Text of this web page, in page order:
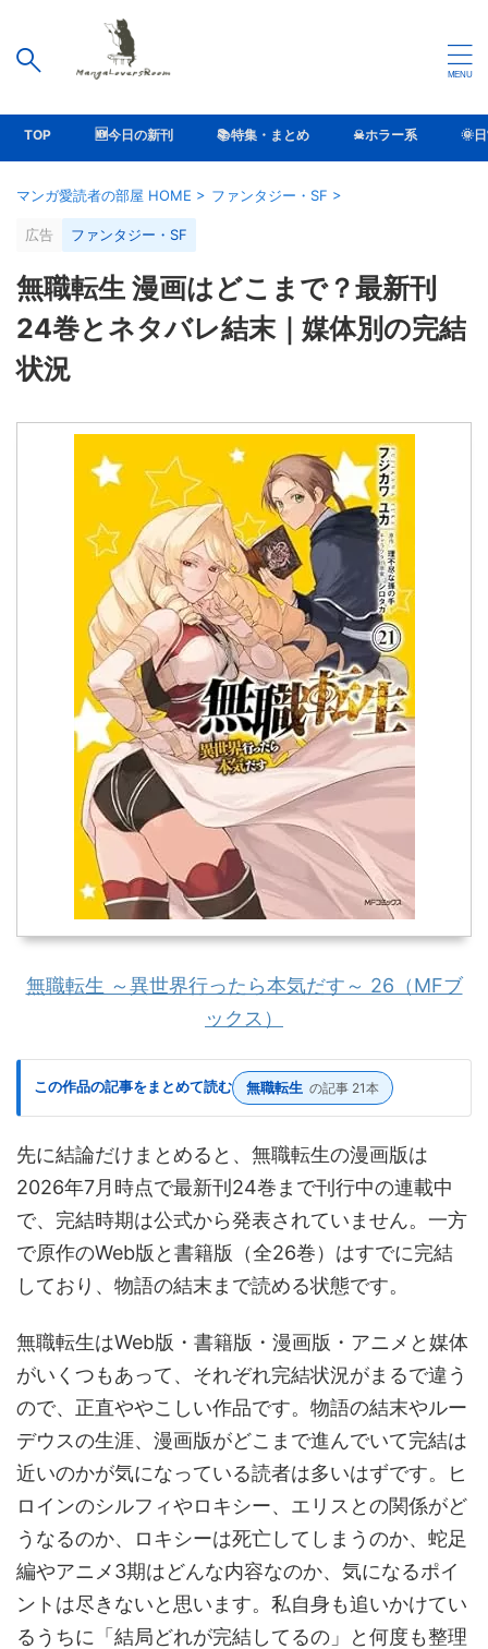
TOP 🆕今日の新刊 📚特集・まとめ ☠ホラー系 🌞
マンガ愛読者の部屋 HOME > ファンタジー・SF >
広告 ファンタジー・SF
無職転生 漫画はどこまで？最新刊
24巻とネタバレ結末｜媒体別の完結
状況
無職転生 ～異世界行ったら本気だす～ 26（MFブ
ックス）
この作品の記事をまとめて読む 無職転生 の記事 21本
先に結論だけまとめると、無職転生の漫画版は
2026年7月時点で最新刊24巻まで刊行中の連載中
で、完結時期は公式から発表されていません。一方
で原作のWeb版と書籍版（全26巻）はすでに完結
しており、物語の結末まで読める状態です。
無職転生はWeb版・書籍版・漫画版・アニメと媒体
がいくつもあって、それぞれ完結状況がまるで違う
ので、正直ややこしい作品です。物語の結末やルー
デウスの生涯、漫画版がどこまで進んでいて完結は
近いのかが気になっている読者は多いはずです。ヒ
ロインのシルフィやロキシー、エリスとの関係がど
うなるのか、ロキシーは死亡してしまうのか、蛇足
編やアニメ3期はどんな内容なのか、気になるポイ
ントは尽きないと思います。私自身も追いかけてい
るうちに「結局どれが完結してるの」と何度も整理